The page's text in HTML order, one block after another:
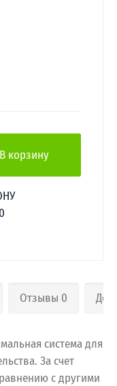
В корзину
Отзывы 0
система для
За счет
с другими